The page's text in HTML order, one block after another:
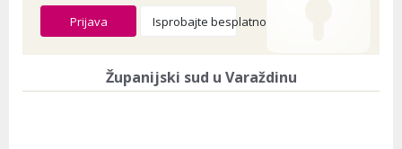
Prijava Isprobajte besplatno
Županijski sud u Varaždinu